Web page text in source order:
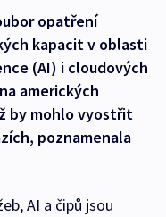
opatření
kapacit v oblasti
(AI) i cloudových
amerických
by mohlo vyostřit
poznamenala
AI a čipů jsou